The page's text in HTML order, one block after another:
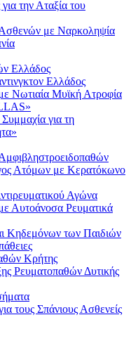
την Αταξία του
με Ναρκοληψία
Ελλάδος
Ελλάδος
Νωτιαία Μυϊκή Ατροφία
για τη
Ατόμων με Κερατόκωνο
Αγώνα
Αυτοάνοσα Ρευματικά
Κηδεμόνων των Παιδιών
Κρήτης
Ρευματοπαθών Δυτικής
τους Σπάνιους Ασθενείς